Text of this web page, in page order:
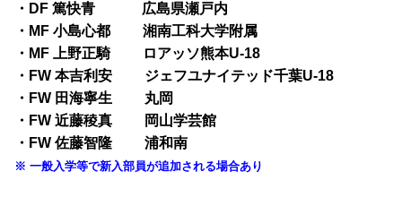
・DF 篤快青
広島県瀬戸内
・MF 小島心都
湘南工科大学附属
・MF 上野正騎
ロアッソ熊本U-18
・FW 本吉利安
ジェフユナイテッド千葉U-18
・FW 田海寧生
丸岡
・FW 近藤稜真
岡山学芸館
・FW 佐藤智隆
浦和南
※ 一般入学等で新入部員が追加される場合あり